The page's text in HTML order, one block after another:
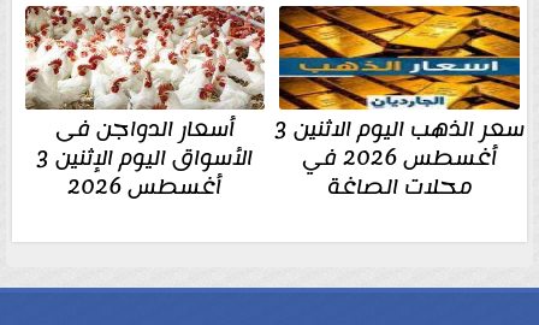
سعر الذهب اليوم الاثنين 3
أغسطس 2026 في
محلات الصاغة
أسعار الدواجن فى
الأسواق اليوم الإثنين 3
أغسطس 2026